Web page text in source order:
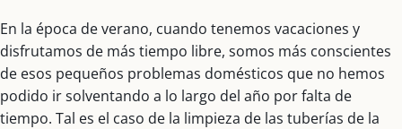
En la época de verano, cuando tenemos vacaciones y
disfrutamos de más tiempo libre, somos más conscientes
de esos pequeños problemas domésticos que no hemos
podido ir solventando a lo largo del año por falta de
tiempo. Tal es el caso de la limpieza de las tuberías de la